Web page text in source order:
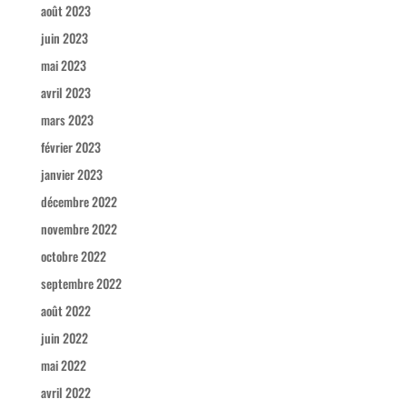
août 2023
juin 2023
mai 2023
avril 2023
mars 2023
février 2023
janvier 2023
décembre 2022
novembre 2022
octobre 2022
septembre 2022
août 2022
juin 2022
mai 2022
avril 2022